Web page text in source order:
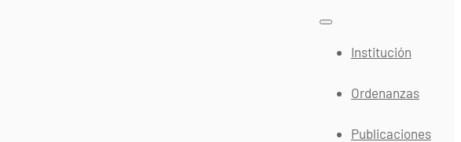
Institución
Ordenanzas
Publicaciones